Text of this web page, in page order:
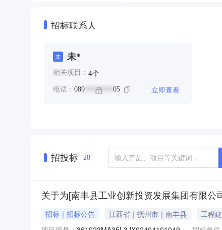
招标联系人
未 未*
相关项目： 4个
电话： 089 ******** 05 立即查看
招投标 28
关于为[南丰县工业创新投资发展集团有限
招标｜招标公告 江西省｜抚州市｜南丰县 工程